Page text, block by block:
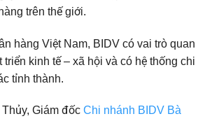
trên thế giới.
hàng Việt Nam, BIDV có vai trò quan
triển kinh tế – xã hội và có hệ thống chi
tỉnh thành.
Giám đốc Chi nhánh BIDV Bà